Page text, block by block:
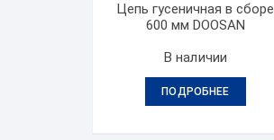
Цепь гусеничная в сборе
600 мм DOOSAN
В наличии
ПОДРОБНЕЕ